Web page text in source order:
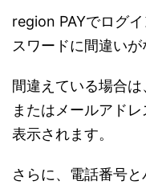
region PAYでログ
スワードに間違いが
間違えている場合
またはメールアド
表示されます。
さらに、電話番号